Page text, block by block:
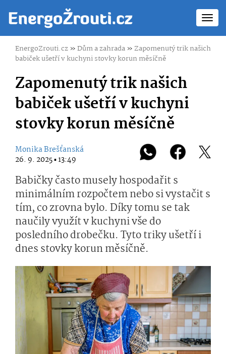
EnergoZrouti.cz»Dům a zahrada»Zapomenutý trik našich
babiček ušetří v kuchyni stovky korun měsíčně
Zapomenutý trik našich
babiček ušetří v kuchyni
stovky korun měsíčně
Monika Brešťanská
26. 9. 2025 ▪ 13:49
Babičky často musely hospodařit s
minimálním rozpočtem nebo si vystačit s
tím, co zrovna bylo. Díky tomu se tak
naučily využít v kuchyni vše do
posledního drobečku. Tyto triky ušetří i
dnes stovky korun měsíčně.